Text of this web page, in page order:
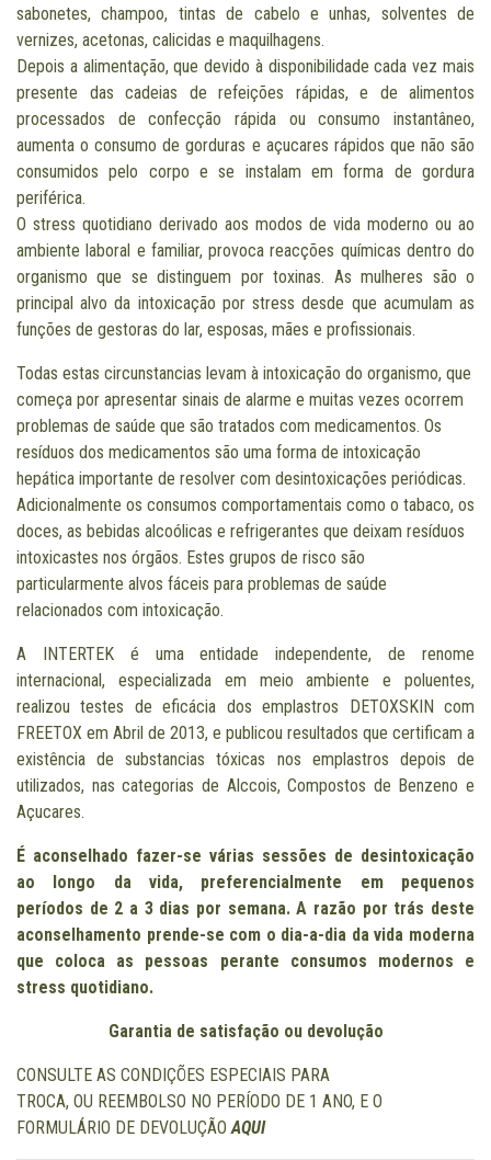
sabonetes, champoo, tintas de cabelo e unhas, solventes de
vernizes, acetonas, calicidas e maquilhagens.
Depois a alimentação, que devido à disponibilidade cada vez mais
presente das cadeias de refeições rápidas, e de alimentos
processados de confecção rápida ou consumo instantâneo,
aumenta o consumo de gorduras e açucares rápidos que não são
consumidos pelo corpo e se instalam em forma de gordura
periférica.
O stress quotidiano derivado aos modos de vida moderno ou ao
ambiente laboral e familiar, provoca reacções químicas dentro do
organismo que se distinguem por toxinas. As mulheres são o
principal alvo da intoxicação por stress desde que acumulam as
funções de gestoras do lar, esposas, mães e profissionais.
Todas estas circunstancias levam à intoxicação do organismo, que
começa por apresentar sinais de alarme e muitas vezes ocorrem
problemas de saúde que são tratados com medicamentos. Os
resíduos dos medicamentos são uma forma de intoxicação
hepática importante de resolver com desintoxicações periódicas.
Adicionalmente os consumos comportamentais como o tabaco, os
doces, as bebidas alcoólicas e refrigerantes que deixam resíduos
intoxicastes nos órgãos. Estes grupos de risco são
particularmente alvos fáceis para problemas de saúde
relacionados com intoxicação.
A INTERTEK é uma entidade independente, de renome
internacional, especializada em meio ambiente e poluentes,
realizou testes de eficácia dos emplastros DETOXSKIN com
FREETOX em Abril de 2013, e publicou resultados que certificam a
existência de substancias tóxicas nos emplastros depois de
utilizados, nas categorias de Alccois, Compostos de Benzeno e
Açucares.
É aconselhado fazer-se várias sessões de desintoxicação
ao longo da vida, preferencialmente em pequenos
períodos de 2 a 3 dias por semana.A razão por trás deste
aconselhamento prende-se com o dia-a-dia da vida moderna
que coloca as pessoas perante consumos modernos e
stress quotidiano.
Garantia de satisfação ou devolução
CONSULTE AS CONDIÇÕES ESPECIAIS PARA
TROCA, OU REEMBOLSO NO PERÍODO DE 1 ANO, E O
FORMULÁRIO DE DEVOLUÇÃOAQUI